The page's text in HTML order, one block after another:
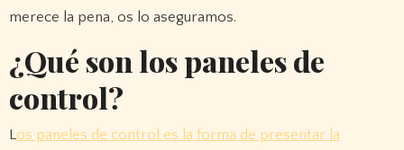
merece la pena, os lo aseguramos.
¿Qué son los paneles de
control?
Los paneles de control es la forma de presentar la